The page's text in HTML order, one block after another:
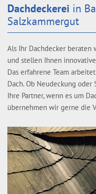
Dachdeckerei in
Salzkammergut
Als Ihr Dachdecker
und stellen Ihnen
Das erfahrene Team
Dach. Ob Neudeckung
Ihre Partner, wenn es um
übernehmen wir gerne die